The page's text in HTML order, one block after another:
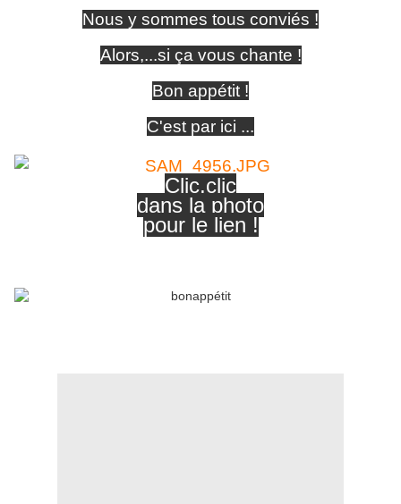
Nous y sommes tous conviés !
Alors,...si ça vous chante !
Bon appétit !
C'est par ici ...
Clic,clic
dans la photo
pour le lien !